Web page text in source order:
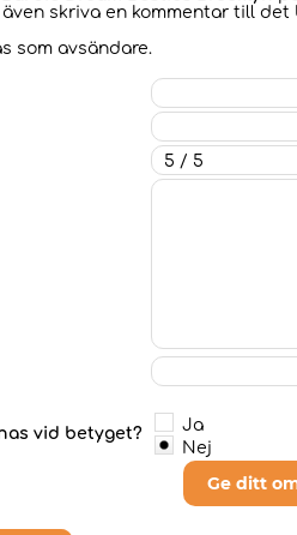
även skriva en kommentar till det
som avsändare.
vid betyget?
Ja
Nej
Ge ditt